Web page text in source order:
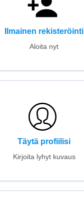
Ilmainen rekisteröinti
Aloita nyt
Täytä profiilisi
Kirjoita lyhyt kuvaus